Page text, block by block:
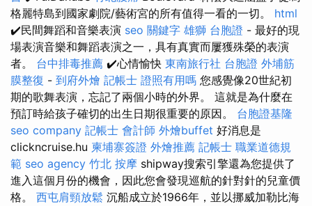
格麗特島到國家劇院/藝術宮的所有值得一看的一切。 html
✔️民間舞蹈和音樂表演 seo 關鍵字 雄獅 台胞證 - 最好的現
場表演音樂和舞蹈表演之一，具有真實而屢獲殊榮的表演
者。 台中排毒推薦 ✔️心情愉快 東南旅行社 台胞證 外埔筋
膜整復 - 到府外燴 記帳士 證照有用嗎 您感覺像20世紀初
期的歌舞表演，忘記了兩個小時的外界。 這就是為什麼在
預訂時給孩子確切的出生日期很重要的原因。 台胞證基隆
seo company 記帳士 會計師 外燴buffet 好消息是
clickncruise.hu 柬埔寨簽證 外燴推薦 記帳士 職業道德規
範 seo agency 竹北 按摩 shipway搜索引擎還為您提供了
進入這個月份的機會，因此您會發現巡航的針對針的兒童價
格。 西屯肩頸放鬆 沉船成立於1966年，並以挪威加勒比海